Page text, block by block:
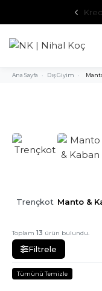
Ana Sayfa • Dış Giyim •
Trençkot Manto &
Toplam 13 ürün bulundu.
Filtrele
Tümünü Temizle